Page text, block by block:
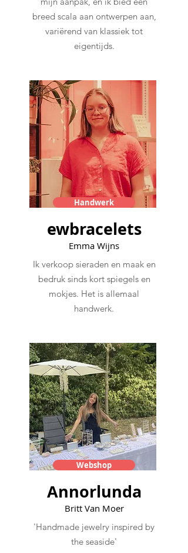
breed scala aan ontwerpen aan,
variërend van klassiek tot
eigentijds.
Handwerk
ewbracelets
Emma Wijns
Ik verkoop sieraden en maak en
bedruk sinds kort spiegels en
mokjes. Het is allemaal
handwerk.
Webshop
Annorlunda
Britt Van Moer
'Handmade jewelry inspired by
the seaside'